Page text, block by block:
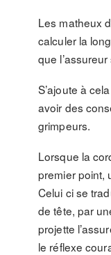
Les matheux
calculer la
que
S’ajoute à
avoir des
grimpeurs.
Lorsque la
premier point,
Celui ci se
de tête, par
projette
le réflexe